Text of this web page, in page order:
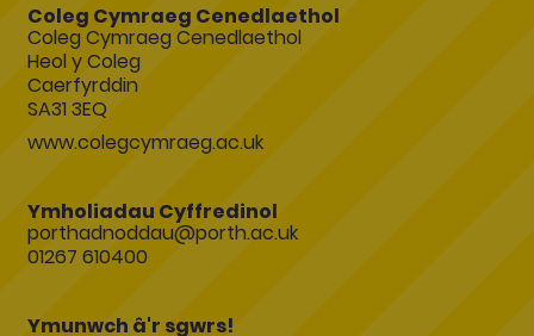
Coleg Cymraeg Cenedlaethol
Coleg Cymraeg Cenedlaethol
Heol y Coleg
Caerfyrddin
SA31 3EQ
www.colegcymraeg.ac.uk
Ymholiadau Cyffredinol
porthadnoddau@porth.ac.uk
01267 610400
Ymunwch â'r sgwrs!